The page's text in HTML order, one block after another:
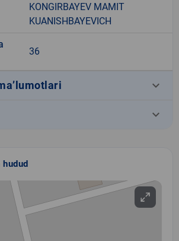
KONGIRBAYEV MAMIT
KUANISHBAYEVICH
36
keyboard_arrow_down
keyboard_arrow_down